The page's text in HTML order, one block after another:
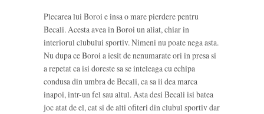
Plecarea lui Boroi e insa o mare pierdere pentru
Becali. Acesta avea in Boroi un aliat, chiar in
interiorul clubului sportiv. Nimeni nu poate nega asta.
Nu dupa ce Boroi a iesit de nenumarate ori in presa si
a repetat ca isi doreste sa se inteleaga cu echipa
condusa din umbra de Becali, ca sa ii dea marca
inapoi, intr-un fel sau altul. Asta desi Becali isi batea
joc atat de el, cat si de alti ofiteri din clubul sportiv dar